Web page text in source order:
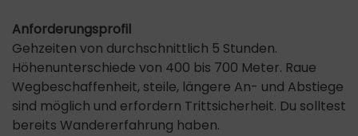
Anforderungsprofil
Gehzeiten von durchschnittlich 5 Stunden.
Höhenunterschiede von 400 bis 700 Meter. Raue
Wegbeschaffenheit, steile, längere An- und Abstiege
sind möglich und erfordern Trittsicherheit. Du solltest
bereits Wandererfahrung haben.